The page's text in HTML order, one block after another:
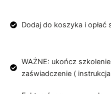
Dodaj do koszyka i opłać
WAŻNE: ukończ
zaświadczenie (